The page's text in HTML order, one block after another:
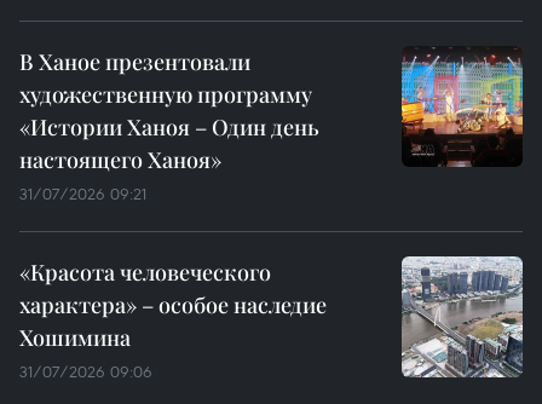
В Ханое презентовали
художественную программу
«Истории Ханоя – Один день
настоящего Ханоя»
31/07/2026 09:21
«Красота человеческого
характера» – особое наследие
Хошимина
31/07/2026 09:06